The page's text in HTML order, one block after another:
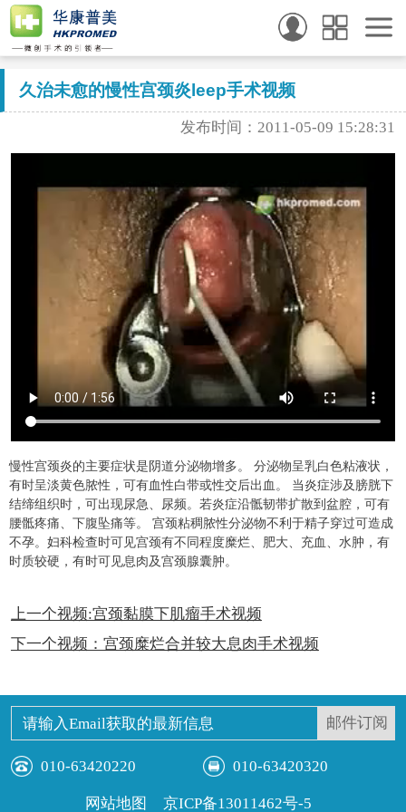
久治未愈的慢性宫颈炎leep手术视频
发布时间：2011-05-09 15:28:31
慢性宫颈炎的主要症状是阴道分泌物增多。 分泌物呈乳白色粘液状，
有时呈淡黄色脓性，可有血性白带或性交后出血。 当炎症涉及膀胱下
结缔组织时，可出现尿急、尿频。若炎症沿骶韧带扩散到盆腔，可有
腰骶疼痛、下腹坠痛等。 宫颈粘稠脓性分泌物不利于精子穿过可造成
不孕。妇科检查时可见宫颈有不同程度糜烂、肥大、充血、水肿，有
时质较硬，有时可见息肉及宫颈腺囊肿。
上一个视频:宫颈黏膜下肌瘤手术视频
下一个视频：宫颈糜烂合并较大息肉手术视频
010-63420220 010-63420320
网站地图 京ICP备13011462号-5